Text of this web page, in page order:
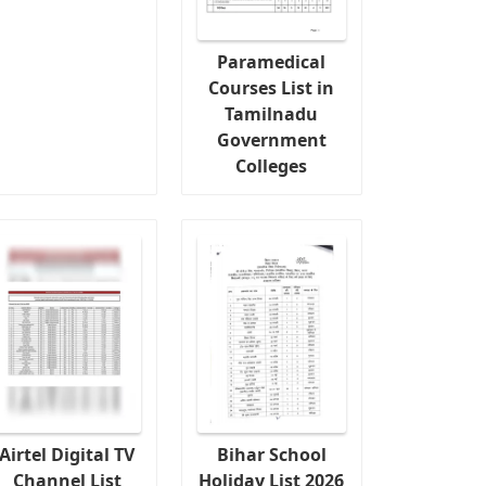
Paramedical
Courses List in
Tamilnadu
Government
Colleges
Airtel Digital TV
Channel List
Bihar School
Holiday List 2026